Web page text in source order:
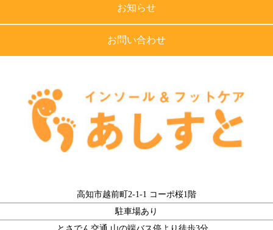
お知らせ
お問い合わせ
高知市越前町2-1-1 コーポ桜1階
駐車場あり